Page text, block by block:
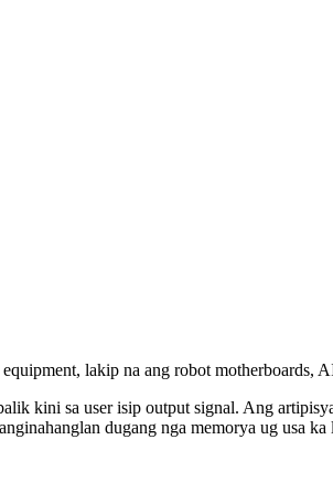
lakip na ang robot motherboards,
kini sa user isip output signal. Ang
dugang nga memorya ug usa